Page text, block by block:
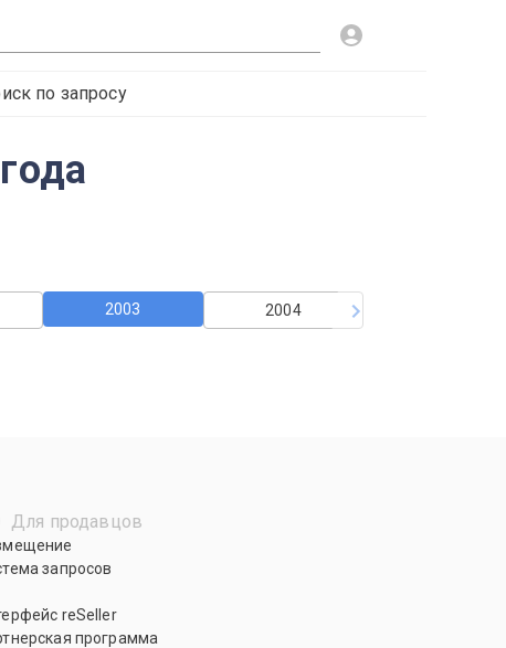
по запросу
2004
2003
Для продавцов
запросов
reSeller
программа